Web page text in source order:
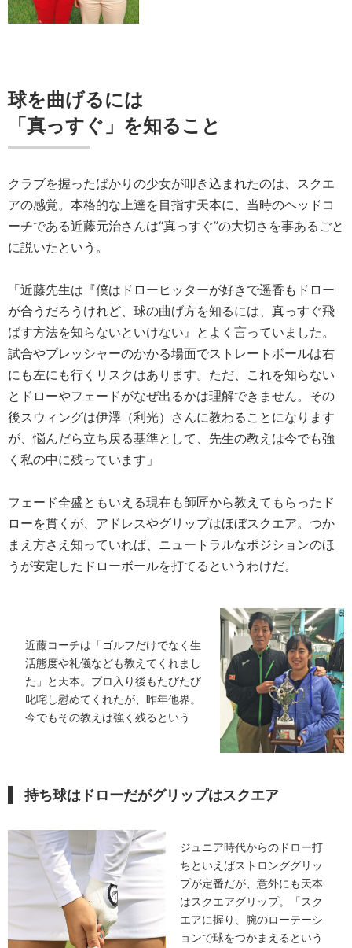
球を曲げるには
「真っすぐ」を知ること
クラブを握ったばかりの少女が叩き込まれたのは、スクエ
アの感覚。本格的な上達を目指す天本に、当時のヘッドコ
ーチである近藤元治さんは“真っすぐ”の大切さを事あるごと
に説いたという。
「近藤先生は『僕はドローヒッターが好きで遥香もドロー
が合うだろうけれど、球の曲げ方を知るには、真っすぐ飛
ばす方法を知らないといけない』とよく言っていました。
試合やプレッシャーのかかる場面でストレートボールは右
にも左にも行くリスクはあります。ただ、これを知らない
とドローやフェードがなぜ出るかは理解できません。その
後スウィングは伊澤（利光）さんに教わることになります
が、悩んだら立ち戻る基準として、先生の教えは今でも強
く私の中に残っています」
フェード全盛ともいえる現在も師匠から教えてもらったド
ローを貫くが、アドレスやグリップはほぼスクエア。つか
まえ方さえ知っていれば、ニュートラルなポジションのほ
うが安定したドローボールを打てるというわけだ。
近藤コーチは「ゴルフだけでなく生
活態度や礼儀なども教えてくれまし
た」と天本。プロ入り後もたびたび
叱咤し慰めてくれたが、昨年他界。
今でもその教えは強く残るという
持ち球はドローだがグリップはスクエア
ジュニア時代からのドロー打
ちといえばストロンググリッ
プが定番だが、意外にも天本
はスクエアグリップ。「スク
エアに握り、腕のローテーシ
ョンで球をつかまえるという